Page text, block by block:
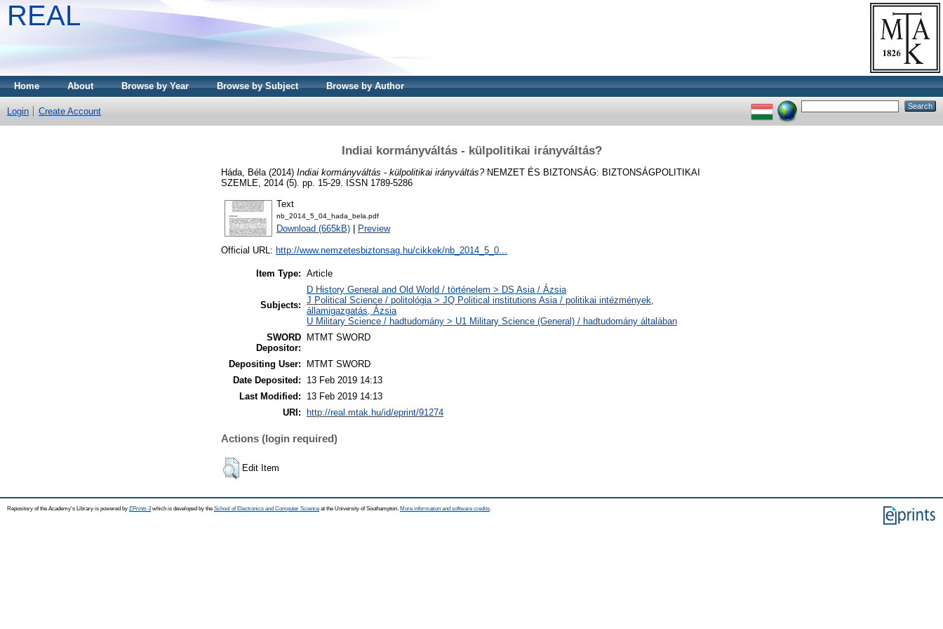
REAL
Home About Browse by Year Browse by Subject Browse by Author
Login Create Account
Indiai kormányváltás - külpolitikai irányváltás?
Háda, Béla (2014) Indiai kormányváltás - külpolitikai irányváltás?NEMZET ÉS BIZTONSÁG: BIZTONSÁGPOLITIKAI
SZEMLE, 2014 (5). pp. 15-29. ISSN 1789-5286
Text
nb_2014_5_04_hada_bela.pdf
Download (665kB) Preview
Official URL: http://www.nemzetesbiztonsag.hu/cikkek/nb_2014_5_0...
Item Type: Article
Subjects:
D History General and Old World / történelem > DS Asia / Ázsia
J Political Science / politológia > JQ Political institutions Asia / politikai intézmények,
államigazgatás, Ázsia
U Military Science / hadtudomány > U1 Military Science (General) / hadtudomány általában
SWORD
Depositor:
MTMT SWORD
Depositing User:
MTMT SWORD
Date Deposited:
13 Feb 2019 14:13
Last Modified:
13 Feb 2019 14:13
URI:
http://real.mtak.hu/id/eprint/91274
Actions (login required)
Edit Item
Repository of the Academy's Library is powered by EPrints 3which is developed by the School of Electronics and Computer Science at the University of Southampton. More information and software credits